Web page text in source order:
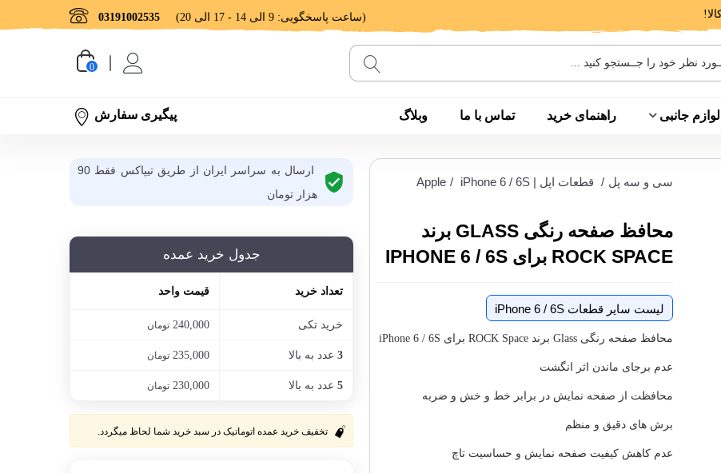
03191002535 (ساعت پاسخگویی: 9 الی 14 - 17 الی 20)
0
لوازم جانبی راهنمای خرید تماس با ما وبلاگ پیگیری سفارش
سی و سه پل / قطعات اپل | Apple / iPhone 6 / 6S
محافظ صفحه رنگی GLASS برند
ROCK SPACE برای IPHONE 6 / 6S
لیست سایر قطعات iPhone 6 / 6S
محافظ صفحه رنگی Glass برند ROCK Space برای iPhone 6 / 6S
عدم برجای ماندن اثر انگشت
محافظت از صفحه نمایش در برابر خط و خش و ضربه
برش های دقیق و منظم
عدم کاهش کیفیت صفحه نمایش و حساسیت تاچ
ارسال به سراسر ایران از طریق تیپاکس فقط 90
هزار تومان
جدول خرید عمده
تعداد خرید قیمت واحد
خرید تکی 240,000 تومان
3عدد به بالا 235,000 تومان
5عدد به بالا 230,000 تومان
تخفیف خرید عمده اتوماتیک در سبد خرید شما لحاظ میگردد.